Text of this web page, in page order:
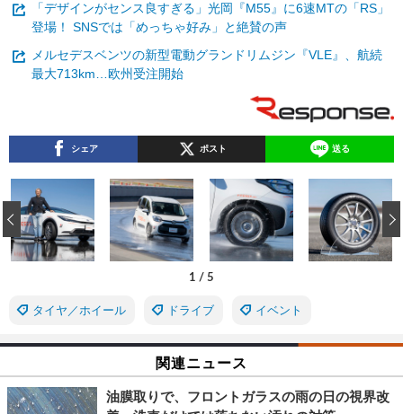
「デザインがセンス良すぎる」光岡『M55』に6速MTの「RS」
登場！ SNSでは「めっちゃ好み」と絶賛の声
メルセデスベンツの新型電動グランドリムジン『VLE』、航続
最大713km…欧州受注開始
シェア ポスト 送る
1 / 5
‹
タイヤ／ホイール ドライブ イベント
関連ニュース
油膜取りで、フロントガラスの雨の日の視界改